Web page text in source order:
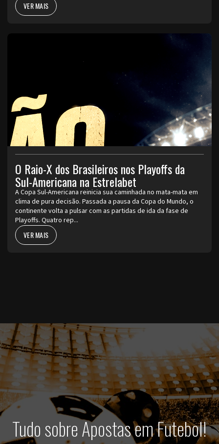
VER MAIS
O Raio-X dos Brasileiros nos Playoffs da
Sul-Americana na Estrelabet
A Copa Sul-Americana reinicia sua caminhada no mata-mata em
clima de pura decisão. Passada a pausa da Copa do Mundo, o
continente volta a pulsar com as partidas de ida da fase de
Playoffs. Quatro rep...
VER MAIS
Tudo sobre Apostas em Futebol!